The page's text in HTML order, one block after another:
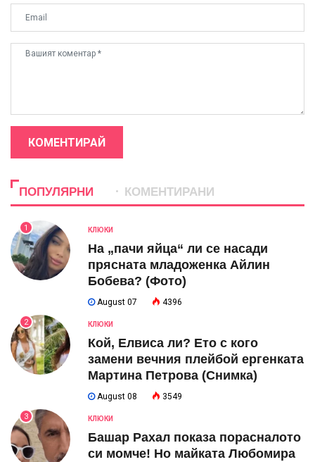
КОМЕНТИРАЙ
ПОПУЛЯРНИ КОМЕНТИРАНИ
1 КЛЮКИ
На „пачи яйца“ ли се насади
прясната младоженка Айлин
Бобева? (Фото)
August 07 4396
2 КЛЮКИ
Кой, Елвиса ли? Ето с кого
замени вечния плейбой ергенката
Мартина Петрова (Снимка)
August 08 3549
3 КЛЮКИ
Башар Рахал показа порасналото
си момче! Но майката Любомира